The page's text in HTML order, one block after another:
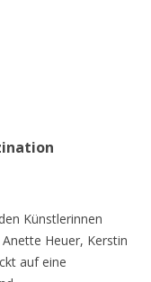
Künstlerinnen
Heuer, Kerstin
auf eine